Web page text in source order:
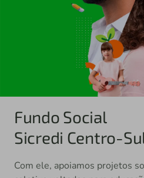
Fundo Social
Sicredi Centro-
Com ele, apoiamos projetos
coletivo voltados para
ambiente, segurança, inclusão
Além de desenvolver a nossa